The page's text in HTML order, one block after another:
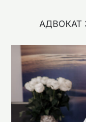
АДВОКАТ